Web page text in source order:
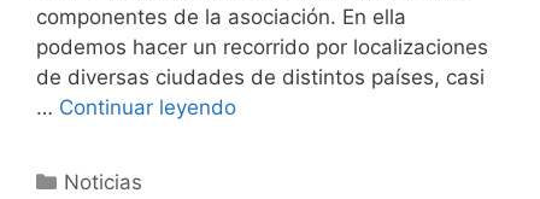
componentes de la asociación. En ella
podemos hacer un recorrido por localizaciones
de diversas ciudades de distintos países, casi
… Continuar leyendo
Categorías
Noticias